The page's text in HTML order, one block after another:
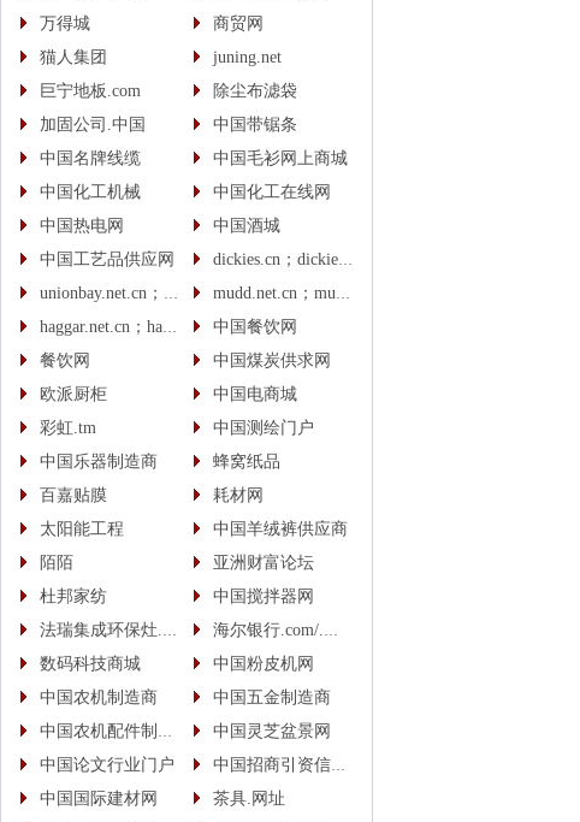
万得城
商贸网
猫人集团
juning.net
巨宁地板.com
除尘布滤袋
加固公司.中国
中国带锯条
中国名牌线缆
中国毛衫网上商城
中国化工机械
中国化工在线网
中国热电网
中国酒城
中国工艺品供应网
dickies.cn；dickies.cc
unionbay.net.cn；unionbay.cn
mudd.net.cn；mudd.cn
haggar.net.cn；haggar.cn
中国餐饮网
餐饮网
中国煤炭供求网
欧派厨柜
中国电商城
彩虹.tm
中国测绘门户
中国乐器制造商
蜂窝纸品
百嘉贴膜
耗材网
太阳能工程
中国羊绒裤供应商
陌陌
亚洲财富论坛
杜邦家纺
中国搅拌器网
法瑞集成环保灶.中国
海尔银行.com/.中国
数码科技商城
中国粉皮机网
中国农机制造商
中国五金制造商
中国农机配件制造商
中国灵芝盆景网
中国论文行业门户
中国招商引资信息网
中国国际建材网
茶具.网址